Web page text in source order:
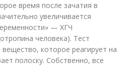
время после зачатия в
увеличивается
— ХГЧ
человека). Тест
которое реагирует на
полоску. Собственно, все